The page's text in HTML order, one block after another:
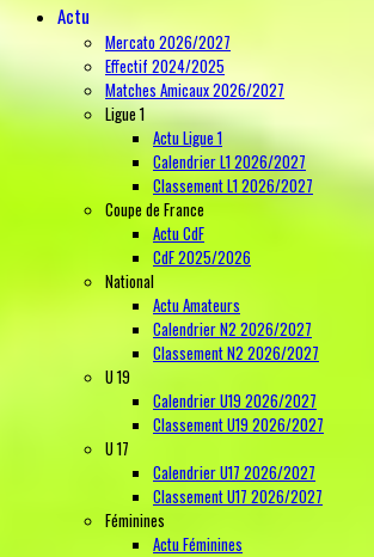
Actu
Mercato 2026/2027
Effectif 2024/2025
Matches Amicaux 2026/2027
Ligue 1
Actu Ligue 1
Calendrier L1 2026/2027
Classement L1 2026/2027
Coupe de France
Actu CdF
CdF 2025/2026
National
Actu Amateurs
Calendrier N2 2026/2027
Classement N2 2026/2027
U 19
Calendrier U19 2026/2027
Classement U19 2026/2027
U 17
Calendrier U17 2026/2027
Classement U17 2026/2027
Féminines
Actu Féminines